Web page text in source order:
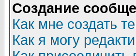
Создание
Как мне создать
Как я могу